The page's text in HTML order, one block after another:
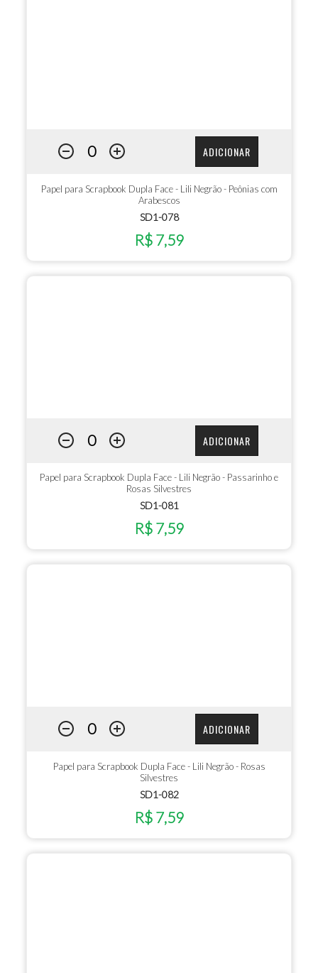
ADICIONAR
Papel para Scrapbook Dupla Face - Lili Negrão - Peônias com
Arabescos
SD1-078
R$ 7,59
ADICIONAR
Papel para Scrapbook Dupla Face - Lili Negrão - Passarinho e
Rosas Silvestres
SD1-081
R$ 7,59
ADICIONAR
Papel para Scrapbook Dupla Face - Lili Negrão - Rosas
Silvestres
SD1-082
R$ 7,59